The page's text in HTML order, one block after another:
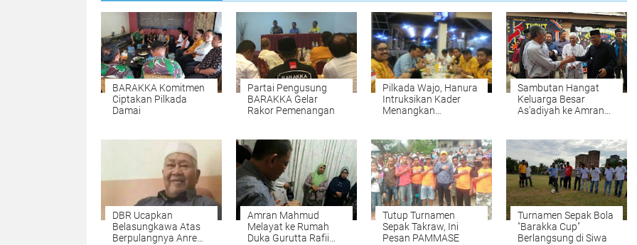
BARAKKA Komitmen
Ciptakan Pilkada
Damai
Partai Pengusung
BARAKKA Gelar
Rakor Pemenangan
Pilkada Wajo, Hanura
Intruksikan Kader
Menangkan
Sambutan Hangat
Keluarga Besar
As'adiyah ke Amran
DBR Ucapkan
Belasungkawa Atas
Berpulangnya Anre
Amran Mahmud
Melayat ke Rumah
Duka Gurutta Rafii
Tutup Turnamen
Sepak Takraw, Ini
Pesan PAMMASE
Turnamen Sepak Bola
"Barakka Cup"
Berlangsung di Siwa